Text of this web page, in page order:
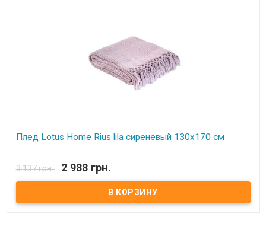
Плед Lotus Home Rius lila сиреневый 130x170 см
80% хлопок, 20% бамбук Упаковка: ПВХ Производитель: Lotus
3 137 грн. 2 988 грн.